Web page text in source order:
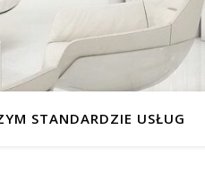
STANDARDZIE USŁUG